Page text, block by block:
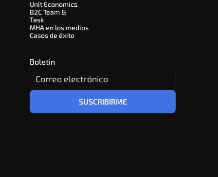
Unit Economics
B2C Team &
Task
MHA en los medios
Casos de éxito
Boletin